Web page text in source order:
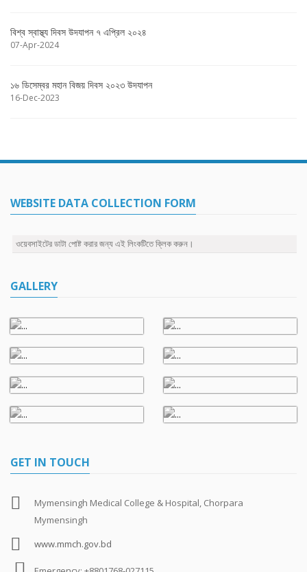
বিশ্ব স্বাস্থ্য দিবস উদযাপন ৭ এপ্রিল ২০২৪
07-Apr-2024
১৬ ডিসেম্বর মহান বিজয় দিবস ২০২৩ উদযাপন
16-Dec-2023
WEBSITE DATA COLLECTION FORM
ওয়েবসাইটের ডাটা পোষ্ট করার জন্য এই লিংকটিতে ক্লিক করুন।
GALLERY
GET IN TOUCH
Mymensingh Medical College & Hospital, Chorpara
Mymensingh
www.mmch.gov.bd